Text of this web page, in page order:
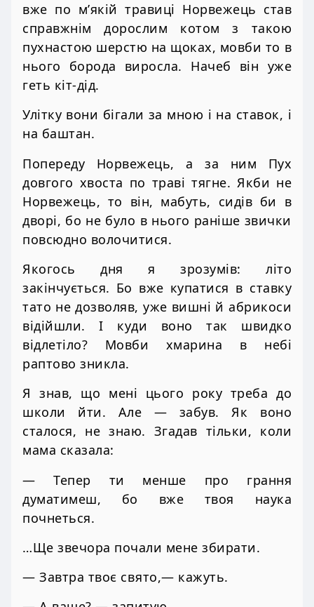
вже по м’якій травиці Норвежець став
справжнім дорослим котом з такою
пухнастою шерстю на щоках, мовби то в
нього борода виросла. Начеб він уже
геть кіт-дід.
Улітку вони бігали за мною і на ставок, і
на баштан.
Попереду Норвежець, а за ним Пух
довгого хвоста по траві тягне. Якби не
Норвежець, то він, мабуть, сидів би в
дворі, бо не було в нього раніше звички
повсюдно волочитися.
Якогось дня я зрозумів: літо
закінчується. Бо вже купатися в ставку
тато не дозволяв, уже вишні й абрикоси
відійшли. І куди воно так швидко
відлетіло? Мовби хмарина в небі
раптово зникла.
Я знав, що мені цього року треба до
школи йти. Але — забув. Як воно
сталося, не знаю. Згадав тільки, коли
мама сказала:
— Тепер ти менше про грання
думатимеш, бо вже твоя наука
почнеться.
…Ще звечора почали мене збирати.
— Завтра твоє свято,— кажуть.